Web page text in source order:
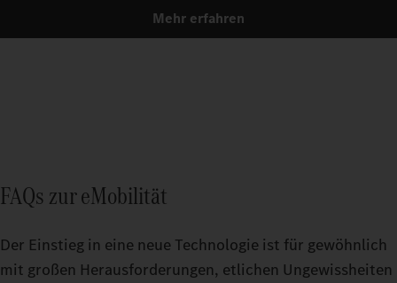
Mehr erfahren
FAQs zur eMobilität
Der Einstieg in eine neue Technologie ist für gewöhnlich
mit großen Herausforderungen, etlichen Ungewissheiten